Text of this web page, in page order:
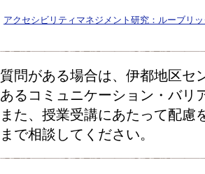
アクセシビリティマネジメント研究：ルーブリ
質問がある場合は、伊都地区セ
あるコミュニケーション・バリ
また、授業受講にあたって配慮
まで相談してください。